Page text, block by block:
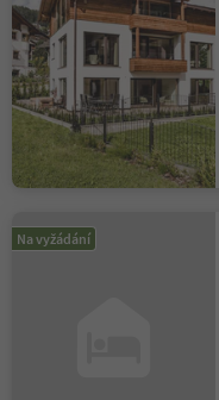
Na vyžádání